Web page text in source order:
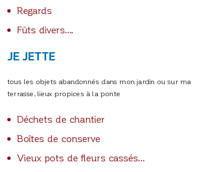
Regards
Fûts divers….
JE JETTE
tous les objets abandonnés dans mon jardin ou sur ma
terrasse, lieux propices à la ponte
Déchets de chantier
Boîtes de conserve
Vieux pots de fleurs cassés…